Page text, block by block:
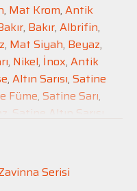
, Mat Krom, Antik
, Bakır, Albrifin,
, Mat Siyah, Beyaz,
, Nikel, İnox, Antik
, Altın Sarısı, Satine
Füme, Satine Sarı,
Satine Altın Sarısı
Serisi